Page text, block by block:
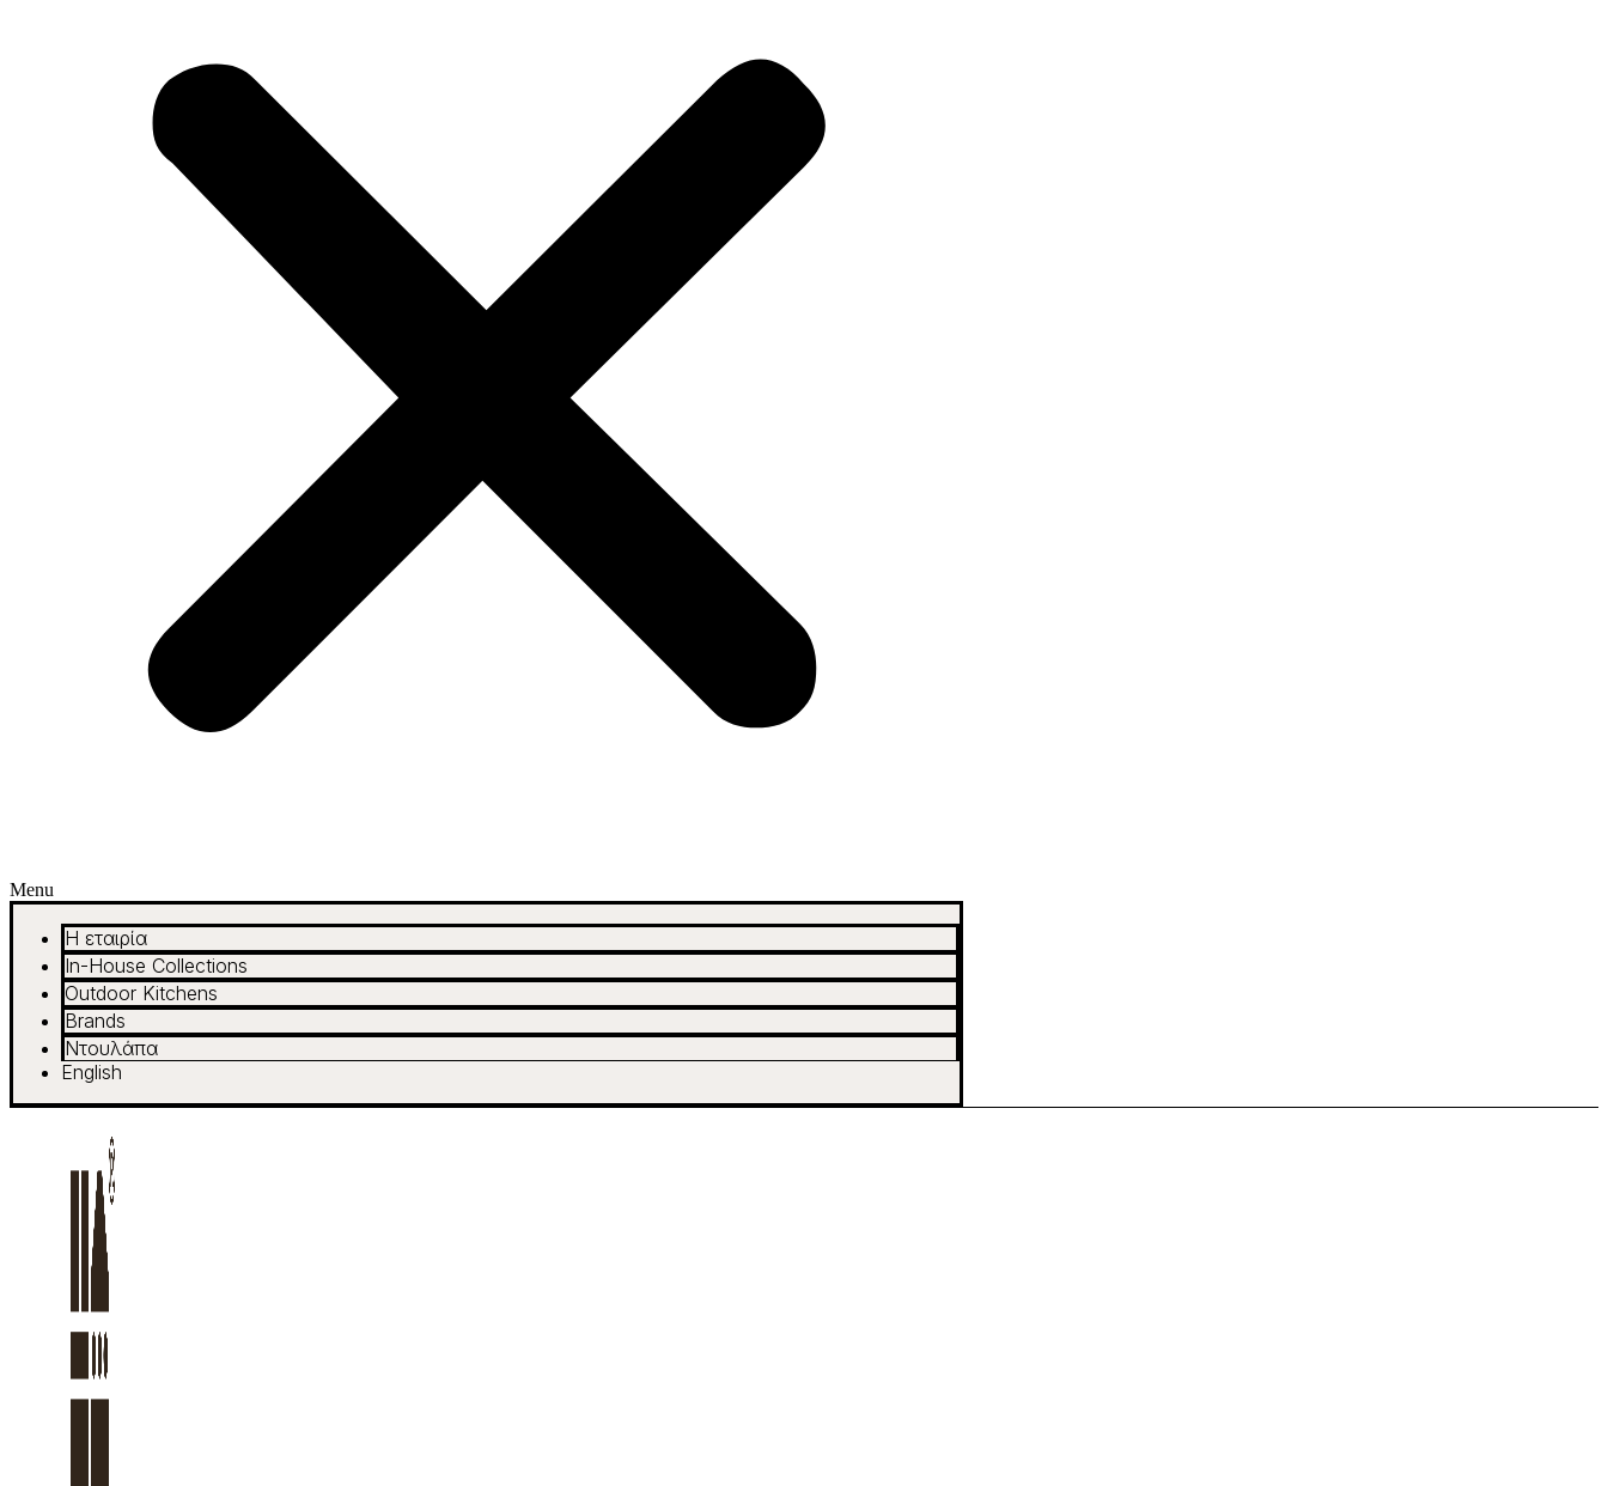
Menu
Η εταιρία
In-House Collections
Outdoor Kitchens
Brands
Ντουλάπα
English